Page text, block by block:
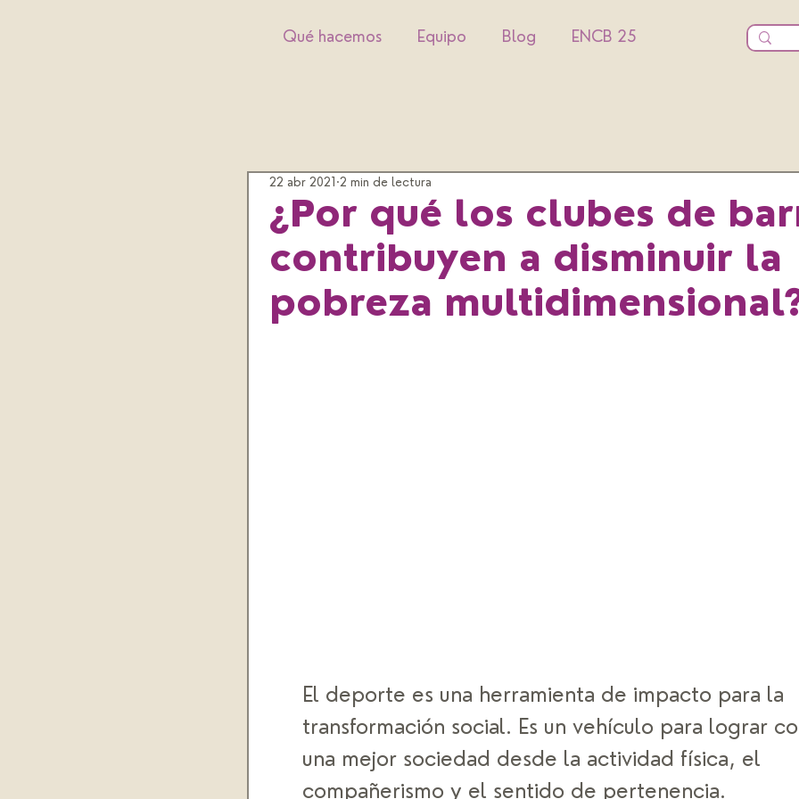
Qué hacemos Equipo Blog ENCB 25
¿Por qué los clubes de
contribuyen a disminuir la
pobreza
22 abr 2021 2 min de lectura
El deporte es una herramienta de impacto para la
transformación social. Es un vehículo para lograr
una mejor sociedad desde la actividad física, el
compañerismo y el sentido de pertenencia.